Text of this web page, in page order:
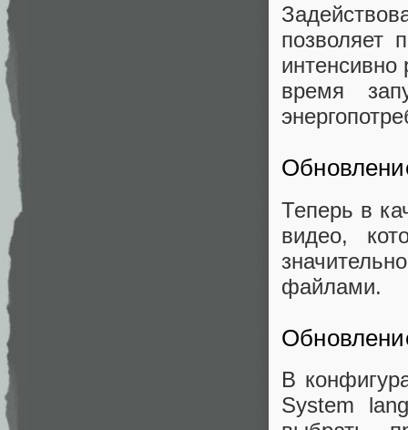
позволяет
время
Теперь в
видео,
файлами.
В
System